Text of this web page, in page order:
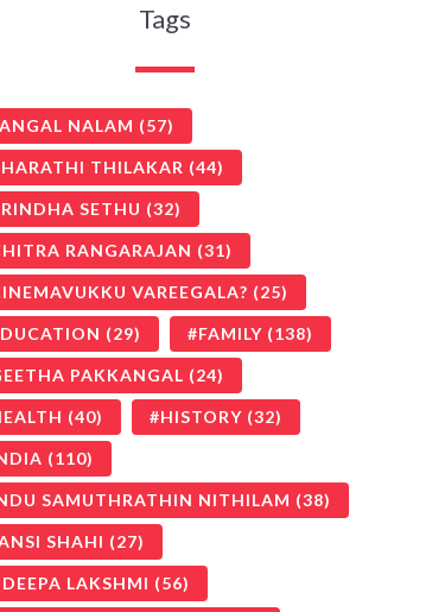
Tags
NALAM (57)
THILAKAR (44)
SETHU (32)
RANGARAJAN (31)
VAREEGALA? (25)
(29) FAMILY (138)
PAKKANGAL (24)
(40) HISTORY (32)
(110)
SAMUTHRATHIN NITHILAM (38)
SHAHI (27)
DEEPA LAKSHMI (56)